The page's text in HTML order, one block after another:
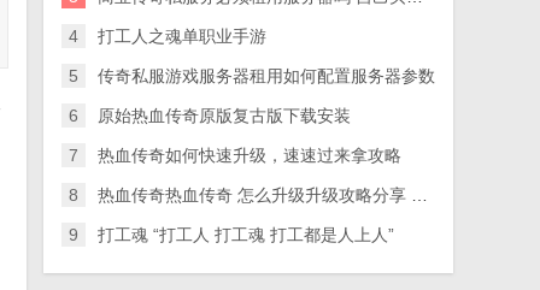
4 打工人之魂单职业手游
5 传奇私服游戏服务器租用如何配置服务器参数
6 原始热血传奇原版复古版下载安装
7 热血传奇如何快速升级，速速过来拿攻略
8 热血传奇热血传奇 怎么升级升级攻略分享 速40方法
9 打工魂 “打工人 打工魂 打工都是人上人”